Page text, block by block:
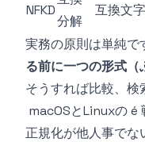
NFKD
分解
互換文
実務の原則は単純で
る前に一つの形式（
そうすれば比較、検
macOSとLinuxの é
正規化が他人事でな